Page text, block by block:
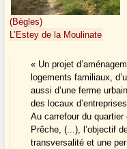
(Bègles)
L’Estey de la Moulinate
« Un projet
logements familiaux,
aussi d’une ferme
des locaux
Au carrefour du
Prêche, (...), l’objectif
transversalité et une